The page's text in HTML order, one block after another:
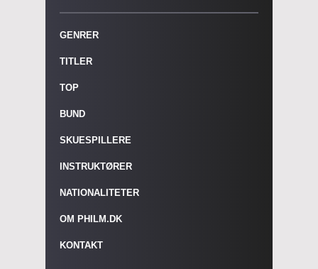
GENRER
TITLER
TOP
BUND
SKUESPILLERE
INSTRUKTØRER
NATIONALITETER
OM PHILM.DK
KONTAKT